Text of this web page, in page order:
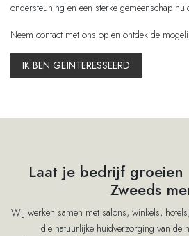
ondersteuning en een sterke gemeenschap
Neem contact met ons op en ontdek de
IK BEN GEÏNTERESSEERD
Laat je bedrijf groeien
Zweeds
Wij werken samen met salons, winkels,
die natuurlijke huidverzorging van de